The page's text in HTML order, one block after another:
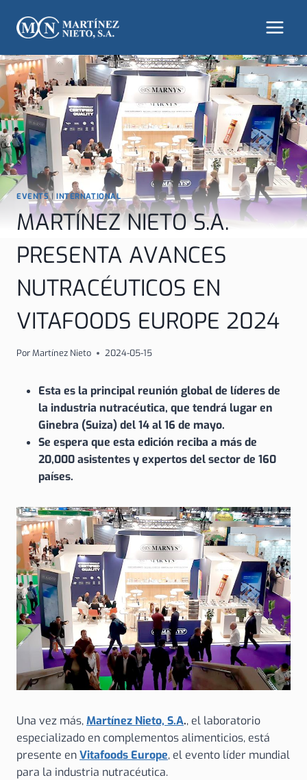
contenido
EVENTS|INTERNATIONAL
MARTÍNEZ NIETO S.A.
PRESENTA AVANCES
NUTRACÉUTICOS EN
VITAFOODS EUROPE 2024
PorMartínez Nieto 2024-05-15
Esta es la principal reunión global de líderes de
la industria nutracéutica, que tendrá lugar en
Ginebra (Suiza) del 14 al 16 de mayo.
Se espera que esta edición reciba a más de
20,000 asistentes y expertos del sector de 160
países.
Una vez más,Martínez Nieto, S.A., el laboratorio
especializado en complementos alimenticios, está
presente enVitafoods Europe, el evento líder mundial
para la industria nutracéutica.